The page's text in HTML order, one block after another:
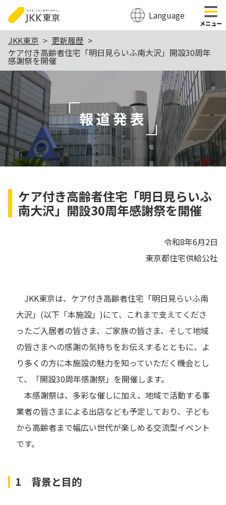
のページの本文へ移動
Language
メニュー
こ
こ
か
ら
JKK東京
更新履歴
ケア付き高齢者住宅「明日見らいふ南大沢」開設30周年
感謝祭を開催
報道発表
ケア付き高齢者住宅「明日見らいふ
南大沢」開設30周年感謝祭を開催
令和8年6月2日
東京都住宅供給公社
JKK東京は、ケア付き高齢者住宅「明日見らいふ南
大沢」(以下「本施設」)にて、これまで支えてくださ
ったご入居者の皆さま、ご家族の皆さま、そして地域
の皆さまへの感謝の気持ちをお伝えするとともに、よ
り多くの方に本施設の魅力を知っていただく機会とし
て、「開設30周年感謝祭」を開催します。
本感謝祭は、多彩な催しに加え、地域で活動する事
業者の皆さまによる出店なども予定しており、子ども
から高齢者まで幅広い世代が楽しめる交流型イベント
です。
1 背景と目的